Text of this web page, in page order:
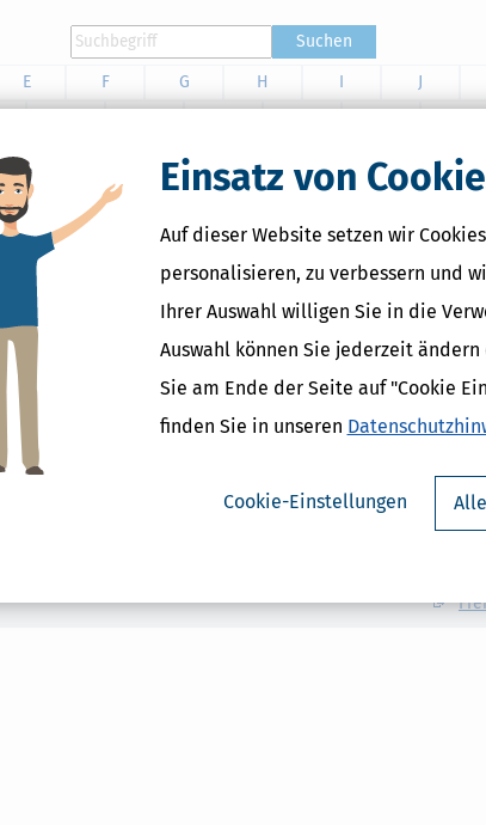
Einsatz von
Auf dieser Website setzen wir
personalisieren, zu verbessern und
Ihrer Auswahl willigen Sie in die
Auswahl können Sie jederzeit
Sie am Ende der Seite auf "Cookie
finden Sie in unseren
Cookie-Einstellungen
Suchen
E F G H I J
optimieren
bei Anträgen: Dieser Ratgeber zeigt euch, welche
nutzt. Mit Überblick zu Kindergeld, Elterngeld, Wohngeld,
Fristen und Nachweisen.